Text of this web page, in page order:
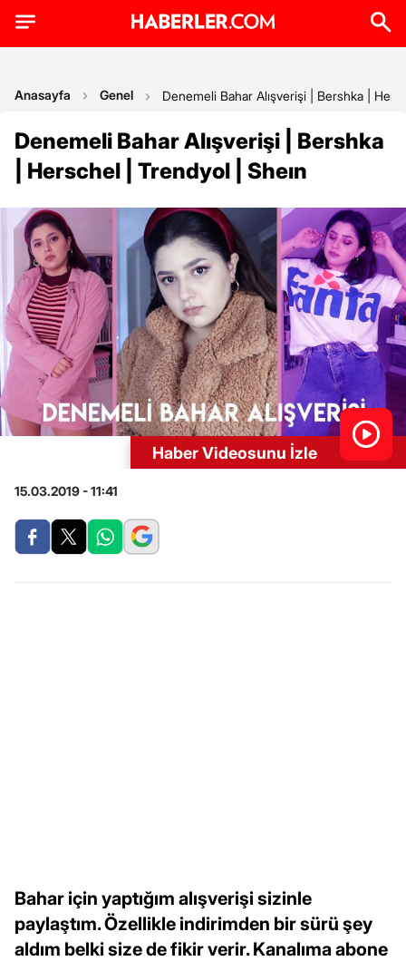
Anasayfa Genel Denemeli Bahar Alışverişi | Bershka |
Denemeli Bahar Alışverişi | Bershka
| Herschel | Trendyol | Sheın
Haber Videosunu İzle
15.03.2019 - 11:41
Bahar için yaptığım alışverişi sizinle
paylaştım. Özellikle indirimden bir sürü şey
aldım belki size de fikir verir. Kanalıma abone